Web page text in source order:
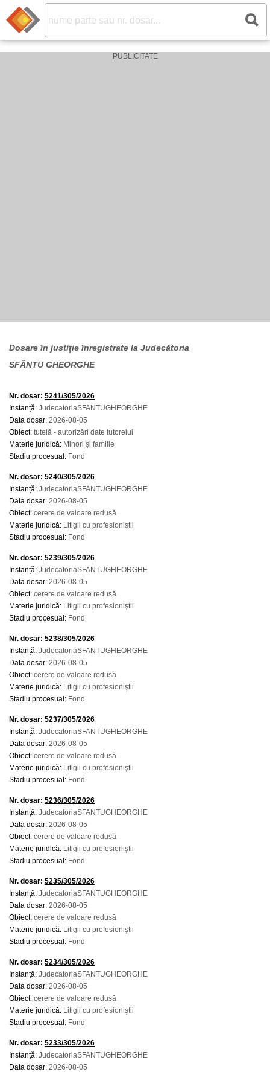
Dosare în justiție înregistrate la Judecătoria
SFÂNTU GHEORGHE
Nr. dosar: 5241/305/2026
Instanță: JudecatoriaSFANTUGHEORGHE
Data dosar: 2026-08-05
Obiect: tutelă - autorizări date tutorelui
Materie juridică: Minori şi familie
Stadiu procesual: Fond
Nr. dosar: 5240/305/2026
Instanță: JudecatoriaSFANTUGHEORGHE
Data dosar: 2026-08-05
Obiect: cerere de valoare redusă
Materie juridică: Litigii cu profesioniştii
Stadiu procesual: Fond
Nr. dosar: 5239/305/2026
Instanță: JudecatoriaSFANTUGHEORGHE
Data dosar: 2026-08-05
Obiect: cerere de valoare redusă
Materie juridică: Litigii cu profesioniştii
Stadiu procesual: Fond
Nr. dosar: 5238/305/2026
Instanță: JudecatoriaSFANTUGHEORGHE
Data dosar: 2026-08-05
Obiect: cerere de valoare redusă
Materie juridică: Litigii cu profesioniştii
Stadiu procesual: Fond
Nr. dosar: 5237/305/2026
Instanță: JudecatoriaSFANTUGHEORGHE
Data dosar: 2026-08-05
Obiect: cerere de valoare redusă
Materie juridică: Litigii cu profesioniştii
Stadiu procesual: Fond
Nr. dosar: 5236/305/2026
Instanță: JudecatoriaSFANTUGHEORGHE
Data dosar: 2026-08-05
Obiect: cerere de valoare redusă
Materie juridică: Litigii cu profesioniştii
Stadiu procesual: Fond
Nr. dosar: 5235/305/2026
Instanță: JudecatoriaSFANTUGHEORGHE
Data dosar: 2026-08-05
Obiect: cerere de valoare redusă
Materie juridică: Litigii cu profesioniştii
Stadiu procesual: Fond
Nr. dosar: 5234/305/2026
Instanță: JudecatoriaSFANTUGHEORGHE
Data dosar: 2026-08-05
Obiect: cerere de valoare redusă
Materie juridică: Litigii cu profesioniştii
Stadiu procesual: Fond
Nr. dosar: 5233/305/2026
Instanță: JudecatoriaSFANTUGHEORGHE
Data dosar: 2026-08-05